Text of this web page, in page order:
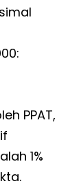
PPAT,
1%